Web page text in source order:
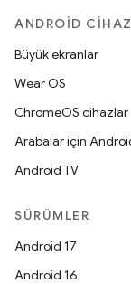
ANDROID
Büyük ekranlar
Wear OS
ChromeOS cihazlar
Arabalar için
Android TV
SÜRÜMLER
Android 17
Android 16